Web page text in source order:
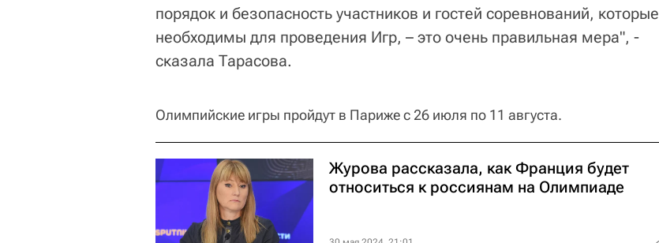
порядок и безопасность участников и гостей соревнований, которые
необходимы для проведения Игр, – это очень правильная мера", -
сказала Тарасова.
Олимпийские игры пройдут в Париже с 26 июля по 11 августа.
Журова рассказала, как Франция будет
относиться к россиянам на Олимпиаде